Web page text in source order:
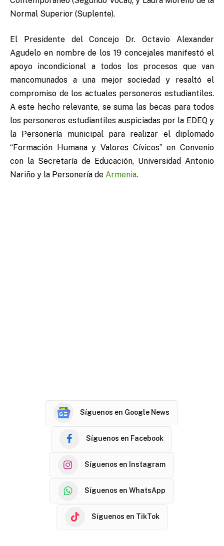
Normal Superior (Suplente).
El Presidente del Concejo Dr. Octavio Alexander
Agudelo en nombre de los 19 concejales manifestó el
apoyo incondicional a todos los procesos que van
mancomunados a una mejor sociedad y resaltó el
compromiso de los actuales personeros estudiantiles.
A este hecho relevante, se suma las becas para todos
los personeros estudiantiles auspiciadas por la EDEQ y
la Personería municipal para realizar el diplomado
“Formación Humana y Valores Cívicos” en Convenio
con la Secretaría de Educación, Universidad Antonio
Nariño y la Personería de Armenia.
Síguenos en Google News
Síguenos en Facebook
Síguenos en Instagram
Síguenos en WhatsApp
Síguenos en TikTok